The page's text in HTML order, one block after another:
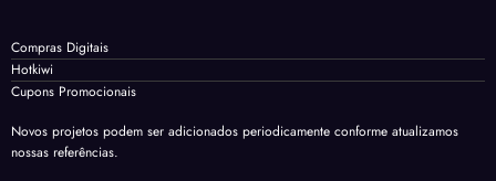
Compras Digitais
Hotkiwi
Cupons Promocionais
Novos projetos podem ser adicionados periodicamente conforme atualizamos
nossas referências.